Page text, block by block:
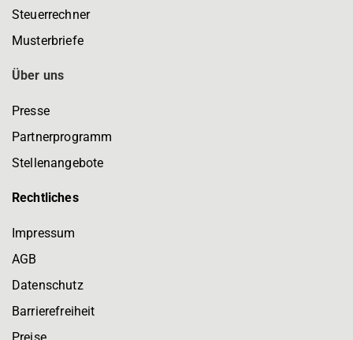
Steuerrechner
Musterbriefe
Über uns
Presse
Partnerprogramm
Stellenangebote
Rechtliches
Impressum
AGB
Datenschutz
Barrierefreiheit